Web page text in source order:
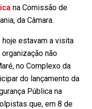
na Comissão de
da Câmara.
estavam a visita
não
no Complexo da
do lançamento da
Pública na
que, em 8 de